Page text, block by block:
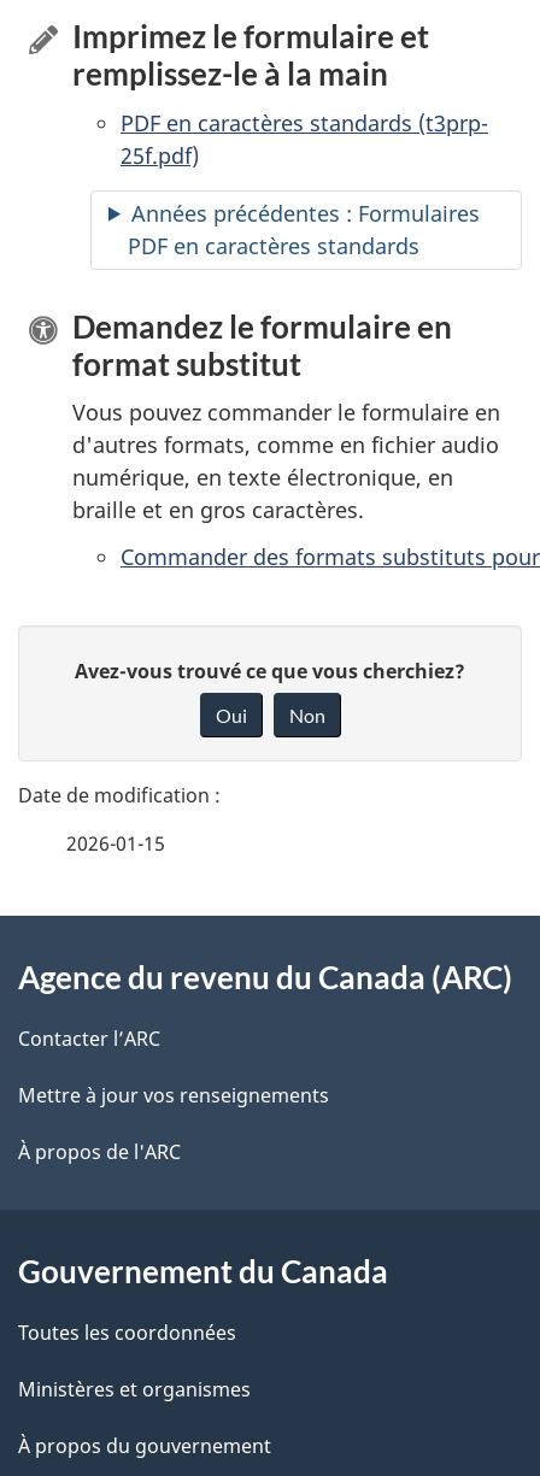
Imprimez le formulaire et
remplissez-le à la main
PDF en caractères standards (t3prp-
25f.pdf)
Années précédentes : Formulaires
PDF en caractères standards
Demandez le formulaire en
format substitut
Vous pouvez commander le formulaire en
d'autres formats, comme en fichier audio
numérique, en texte électronique, en
braille et en gros caractères.
Commander des formats substituts
t
a
l
s
l
a
a
g
e
n
o
t
r
e
é
t
a
t
i
n
Avez-vous trouvé ce que vous cherchiez?
Oui Non
2026-01-15
propos
de
ce
site
Agence du revenu du Canada (ARC)
Contacter l’ARC
Mettre à jour vos renseignements
À propos de l'ARC
Gouvernement du Canada
Toutes les coordonnées
Ministères et organismes
À propos du gouvernement